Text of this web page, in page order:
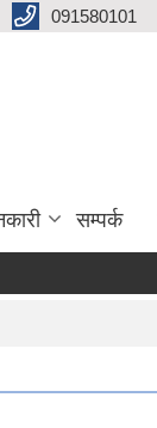
091580101
सम्पर्क